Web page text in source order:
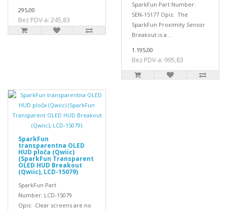
295,00
Bez PDV-a: 245,83
SparkFun Part Number:
SEN-15177 Opis: The
SparkFun Proximity Sensor
Breakout is a ..
1.195,00
Bez PDV-a: 995,83
SparkFun
transparentna OLED
HUD ploča (Qwiic)
(SparkFun Transparent
OLED HUD Breakout
(Qwiic), LCD-15079)
SparkFun Part
Number: LCD-15079
Opis: Clear screens are no